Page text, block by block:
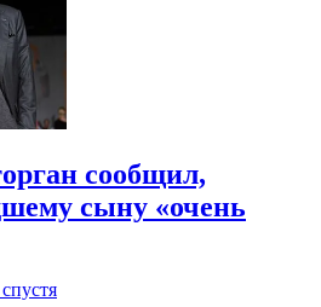
сообщил,
сыну «очень